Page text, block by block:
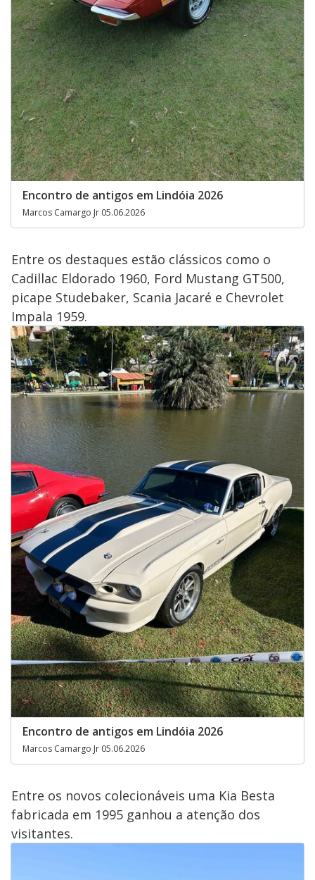
Encontro de antigos em Lindóia 2026
Marcos Camargo Jr 05.06.2026
Entre os destaques estão clássicos como o
Cadillac Eldorado 1960, Ford Mustang GT500,
picape Studebaker, Scania Jacaré e Chevrolet
Impala 1959.
Encontro de antigos em Lindóia 2026
Marcos Camargo Jr 05.06.2026
Entre os novos colecionáveis uma Kia Besta
fabricada em 1995 ganhou a atenção dos
visitantes.